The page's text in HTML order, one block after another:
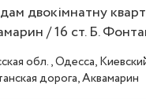
двокімнатну
/ 16 ст. Б.
обл., Одесса,
дорога, Аквамарин